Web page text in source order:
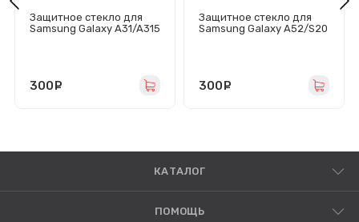
Защитное стекло для
Samsung Galaxy A31/A315
300
Защитное стекло для
Samsung Galaxy A52/S20
300
КАТАЛОГ
ПОМОЩЬ